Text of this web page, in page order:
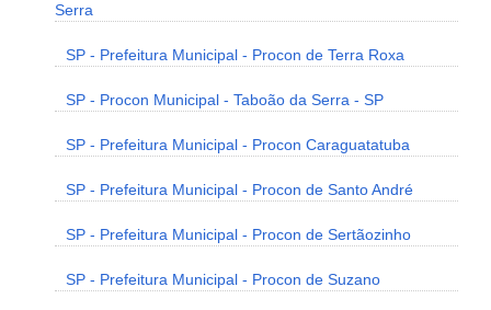
Serra
SP - Prefeitura Municipal - Procon de Terra Roxa
SP - Procon Municipal - Taboão da Serra - SP
SP - Prefeitura Municipal - Procon Caraguatatuba
SP - Prefeitura Municipal - Procon de Santo André
SP - Prefeitura Municipal - Procon de Sertãozinho
SP - Prefeitura Municipal - Procon de Suzano